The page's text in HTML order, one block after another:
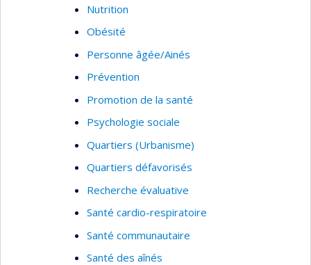
Nutrition
Obésité
Personne âgée/Ainés
Prévention
Promotion de la santé
Psychologie sociale
Quartiers (Urbanisme)
Quartiers défavorisés
Recherche évaluative
Santé cardio-respiratoire
Santé communautaire
Santé des aînés